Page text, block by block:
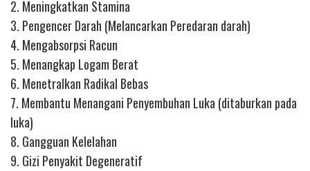
2. Meningkatkan Stamina
3. Pengencer Darah (Melancarkan Peredaran darah)
4. Mengabsorpsi Racun
5. Menangkap Logam Berat
6. Menetralkan Radikal Bebas
7. Membantu Menangani Penyembuhan Luka (ditaburkan pada
luka)
8. Gangguan Kelelahan
9. Gizi Penyakit Degeneratif